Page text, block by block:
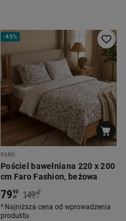
-45%
FARO
Pościel bawełniana 220 x 200
cm Faro Fashion, beżowa
7990
zł 149 00
zł
*
Najniższa cena od wprowadzenia
produktu